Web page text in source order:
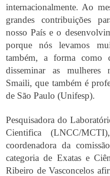
internacionalmente. Ao
grandes contribuições
nosso País e o
porque nós levamos
também, a forma como
disseminar as mulheres
Smaili, que também é
de São Paulo (Unifesp).
Pesquisadora do
Cientifica (LNCC/
coordenadora da
categoria de Exatas e
Ribeiro de Vasconcelos